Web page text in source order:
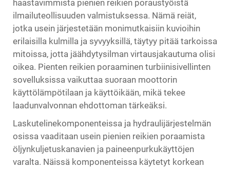
haastavimmista pienien reikien poraustyöistä
ilmailuteollisuuden valmistuksessa. Nämä reiät,
jotka usein järjestetään monimutkaisiin kuvioihin
erilaisilla kulmilla ja syvyyksillä, täytyy pitää tarkoissa
mitoissa, jotta jäähdytysilman virtausjakautuma olisi
oikea. Pienten reikien poraaminen turbiinisivellinten
sovelluksissa vaikuttaa suoraan moottorin
käyttölämpötilaan ja käyttöikään, mikä tekee
laadunvalvonnan ehdottoman tärkeäksi.
Laskutelinekomponenteissa ja hydraulijärjestelmän
osissa vaaditaan usein pienien reikien poraamista
öljynkuljetuskanavien ja paineenpurkukäyttöjen
varalta. Näissä komponenteissa käytetyt korkean